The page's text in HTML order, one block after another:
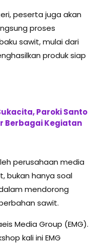
peserta juga akan
proses
sawit, mulai dari
produk siap
Paroki Santo
Berbagai Kegiatan
perusahaan media
bukan hanya soal
mendorong
sawit.
Media Group (EMG).
kali ini EMG